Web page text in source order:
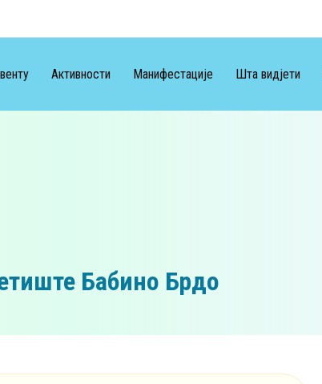
Активности Манифестације Шта видјети
Бабино Брдо